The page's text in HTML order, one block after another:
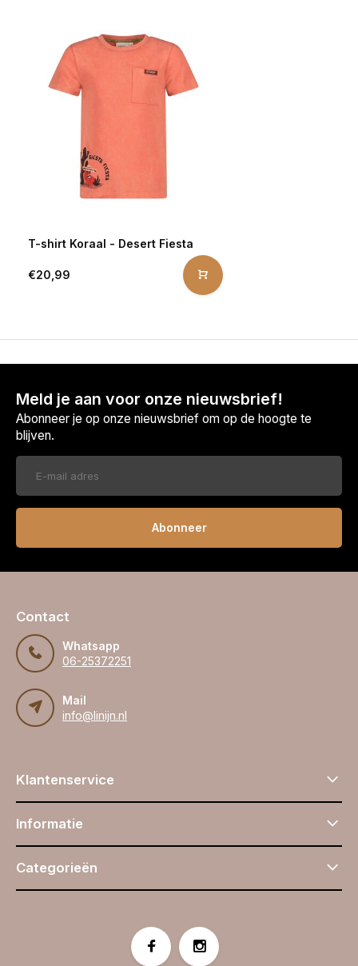
T-shirt Koraal - Desert Fiesta
€20,99
Meld je aan voor onze nieuwsbrief!
Abonneer je op onze nieuwsbrief om op de hoogte te
blijven.
Abonneer
Contact
Whatsapp
06-25372251
Mail
info@linijn.nl
Klantenservice
Informatie
Categorieën